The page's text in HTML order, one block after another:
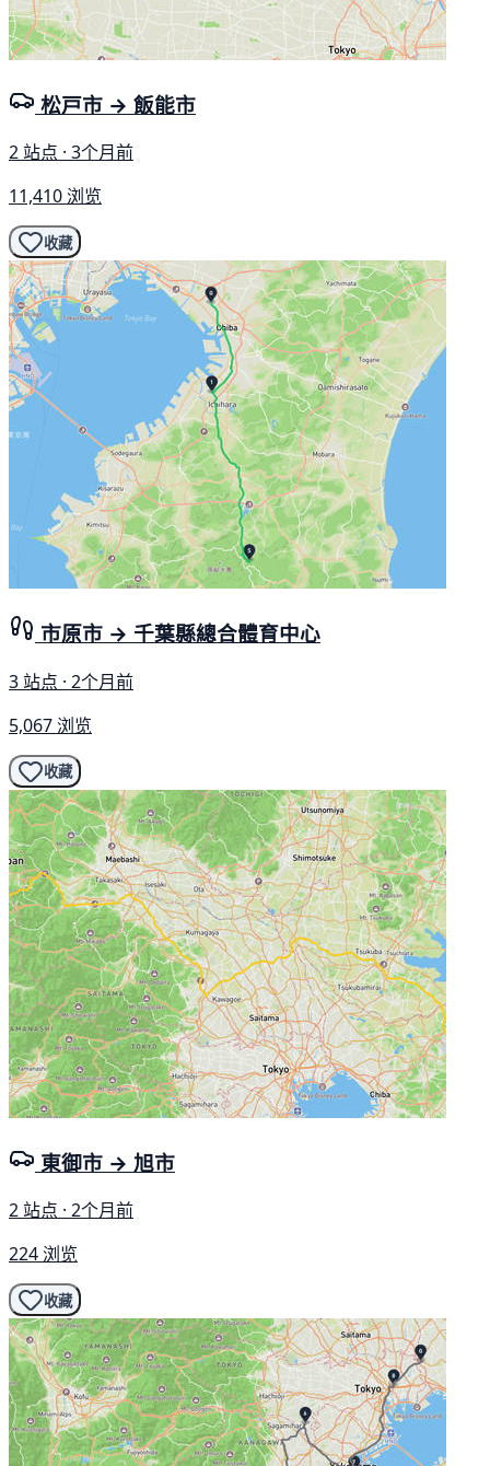
松戸市 → 飯能市
2 站点 · 3个月前
11,410 浏览
收藏
市原市 → 千葉縣總合體育中心
3 站点 · 2个月前
5,067 浏览
收藏
東御市 → 旭市
2 站点 · 2个月前
224 浏览
收藏